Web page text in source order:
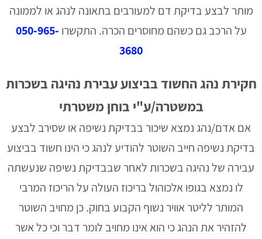
מותר לבצע בדיקת דם למעורבים בתאונה לנהג או לממונה
על הרכב גם כשהם מחוסרים הכרה. התקשרו 050-965-
3680
חקירת נהג החשוד בביצוע עבירת נהיגה בשכרות
במשטרה/ע"י בוחן משטרתי
אם אדם/נהג נמצא שיכור בבדיקת נשיפה או שסירב לבצע
בדיקת נשיפה חייב השוטר להודיע לנהג כי הינו חשוד בביצוע
עבירה של נהיגה בשכרות לאחר שבבדיקת נשיפה שנעשתה
לו נמצא בגופו אלכוהול בריכוז העולה על הריכוז המרבי
המותר לליטר אוויר נשוף הקבוע בחוק. כן מחויב השוטר
להזהיר את הנהג כי הוא אינו מחויב לומר דבר וכי כל אשר